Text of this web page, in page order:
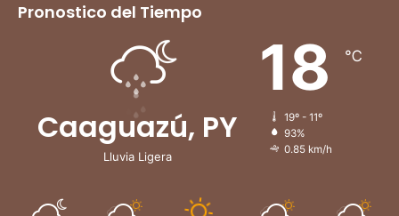
Pronostico del Tiempo
Caaguazú, PY
Lluvia Ligera
18 ℃
19º - 11º
93%
0.85 km/h